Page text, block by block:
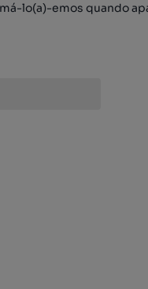
lo(a)-emos quando